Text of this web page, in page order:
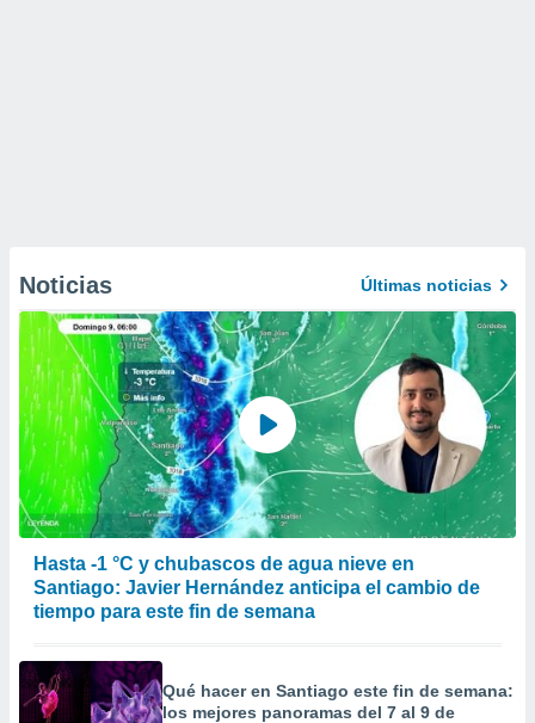
Noticias Últimas noticias
Hasta -1 °C y chubascos de agua nieve en
Santiago: Javier Hernández anticipa el cambio de
tiempo para este fin de semana
Qué hacer en Santiago este fin de semana:
los mejores panoramas del 7 al 9 de